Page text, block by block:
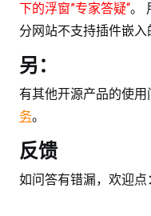
下的浮窗”专家答疑“。
分网站不支持插件嵌入
另：
有其他开源产品的使用
务。
反馈
如问答有错漏，欢迎点